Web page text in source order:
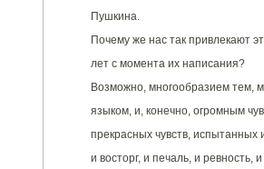
Пушкина.
Почему же нас так привлекают
лет с момента их написания?
Возможно, многообразием тем,
языком, и, конечно, огромным
прекрасных чувств,
и восторг, и печаль, и ревность,